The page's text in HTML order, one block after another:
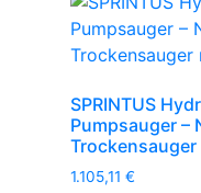
SPRINTUS
Pumpsauger –
Trockensauger
1.105,11 €